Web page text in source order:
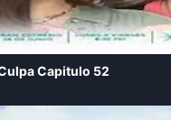
Capitulo 52